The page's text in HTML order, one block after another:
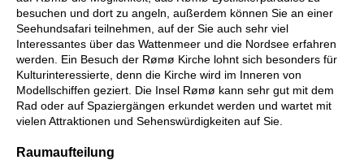
besuchen und dort zu angeln, außerdem können Sie an einer
Seehundsafari teilnehmen, auf der Sie auch sehr viel
Interessantes über das Wattenmeer und die Nordsee erfahren
werden. Ein Besuch der Rømø Kirche lohnt sich besonders für
Kulturinteressierte, denn die Kirche wird im Inneren von
Modellschiffen geziert. Die Insel Rømø kann sehr gut mit dem
Rad oder auf Spaziergängen erkundet werden und wartet mit
vielen Attraktionen und Sehenswürdigkeiten auf Sie.
Raumaufteilung